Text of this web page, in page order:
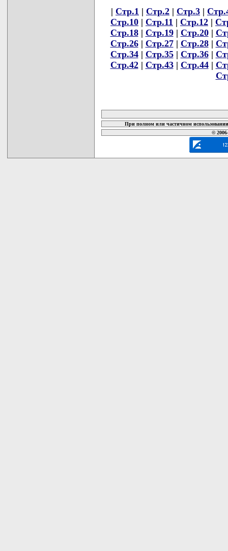
| Стр.1 | Стр.2 | Стр.3 |
Стр.10 | Стр.11 | Стр.12 |
Стр.18| Стр.19| Стр.20|
Стр.26| Стр.27| Стр.28|
Стр.34| Стр.35| Стр.36|
Стр.42| Стр.43| Стр.44|
При полном или частичном
©